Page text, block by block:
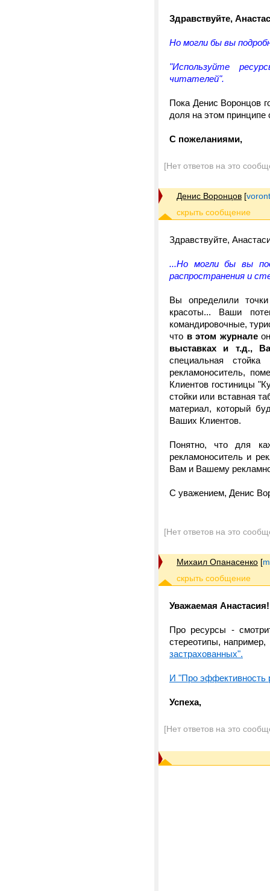
Здравствуйте,
Но могли бы вы
"Используйте
читателей".
Пока Денис Воронцов
доля на этом принципе
С пожеланиями,
[Нет ответов на это
Денис Воронцов [
Здравствуйте,
...Но могли бы вы
распространения и
Вы определили
красоты... Ваши
командировочные,
что в этом журнале
выставках и т.д.,
специальная
рекламоноситель,
Клиентов гостиницы
стойки или вставная
материал, который
Ваших Клиентов.
Понятно, что для
рекламоноситель и
Вам и Вашему
С уважением, Денис
[Нет ответов на это
Михаил Опанасенко [
Уважаемая Анастасия!
Про ресурсы -
стереотипы, например,
застрахованных".
И "Про эффективность
Успеха,
[Нет ответов на это